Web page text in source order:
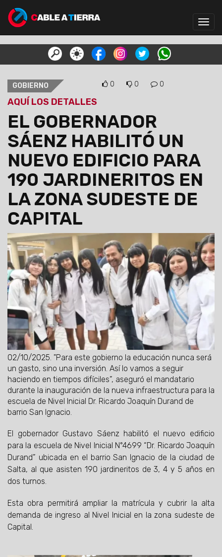
GOBIERNO 0 0 0
AQUÍ LOS DETALLES
EL GOBERNADOR
SÁENZ HABILITÓ UN
NUEVO EDIFICIO PARA
190 JARDINERITOS EN
LA ZONA SUDESTE DE
CAPITAL
02/10/2025. "Para este gobierno la educación nunca será
un gasto, sino una inversión. Así lo vamos a seguir
haciendo en tiempos difíciles”, aseguró el mandatario
durante la inauguración de la nueva infraestructura para la
escuela de Nivel Inicial Dr. Ricardo Joaquín Durand de
barrio San Ignacio.
El gobernador Gustavo Sáenz habilitó el nuevo edificio
para la escuela de Nivel Inicial N°4699 “Dr. Ricardo Joaquín
Durand” ubicada en el barrio San Ignacio de la ciudad de
Salta, al que asisten 190 jardineritos de 3, 4 y 5 años en
dos turnos.
Esta obra permitirá ampliar la matrícula y cubrir la alta
demanda de ingreso al Nivel Inicial en la zona sudeste de
Capital.